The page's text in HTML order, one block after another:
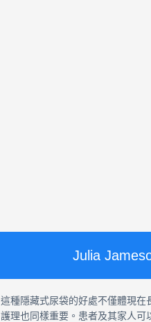
Julia
這種隱藏式尿袋的好處不僅體現在
護理也同樣重要。患者及其家人可